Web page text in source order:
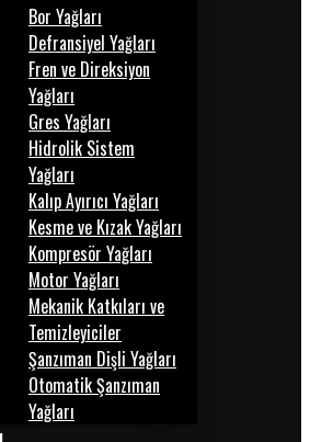
Bor Yağları
Defransiyel Yağları
Fren ve Direksiyon
Yağları
Gres Yağları
Hidrolik Sistem
Yağları
Kalıp Ayırıcı Yağları
Kesme ve Kızak Yağları
Kompresör Yağları
Motor Yağları
Mekanik Katkıları ve
Temizleyiciler
Şanzıman Dişli Yağları
Otomatik Şanzıman
Yağları